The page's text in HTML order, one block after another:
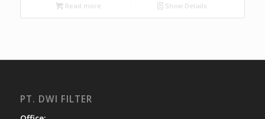
Read more Show Details
PT. DWI FILTER